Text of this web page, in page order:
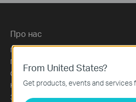
Про нас
Профіль компанії
Про нас
Сталий розвиток
Кар'єра в TP-Link
Зв'язатися з нами
From United States?
Get products, events and services